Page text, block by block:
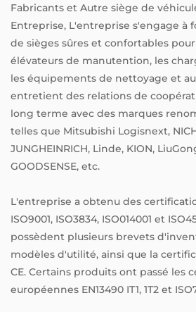
Fabricants et Autre siège de
Entreprise, L'entreprise s'engage à
de sièges sûres et confortables
élévateurs de manutention, les
les équipements de nettoyage et
entretient des relations de
long terme avec des marques
telles que Mitsubishi Logisnext,
JUNGHEINRICH, Linde, KION,
GOODSENSE, etc.
L'entreprise a obtenu des
ISO9001, ISO3834, ISO014001 et
possèdent plusieurs brevets
modèles d'utilité, ainsi que la
CE. Certains produits ont passé les
européennes EN13490 IT1, 1T2 et